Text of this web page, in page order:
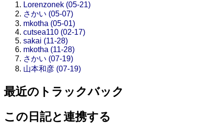
Lorenzonek (05-21)
さかい (05-07)
mkotha (05-01)
cutsea110 (02-17)
sakai (11-28)
mkotha (11-28)
さかい (07-19)
山本和彦 (07-19)
最近のトラックバック
この日記と連携する